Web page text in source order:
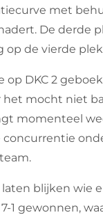
met
De derde
op de vierde
op DKC 2
mocht niet
momenteel
laten blijken wie
1 gewonnen,